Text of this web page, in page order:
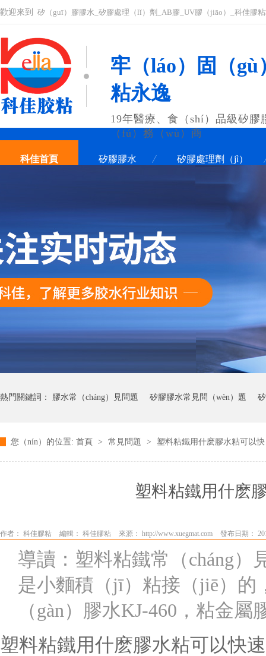
歡迎來到 矽（guī）膠膠水_矽膠處理（lǐ）劑_AB膠_UV膠（jiāo）_科佳膠
牢（láo）固（gù
粘永逸
19年醫療、食（shí）品級矽膠
（fú）務（wù）商
科佳首頁 矽膠膠水 矽膠處理劑（jì）
熱門關鍵詞： 膠水常（cháng）見問題 矽膠膠水常見問（wèn）題
快幹膠膠常見問題
您（nín）的位置: 首頁 > 常見問題 > 塑料粘鐵用什麽膠水粘可以
塑料粘鐵用什麽
作者： 科佳膠粘 編輯： 科佳膠粘 來源： http://www.xuegmat.com 發布日期：
導讀：塑料粘鐵常（cháng）
是小麵積（jī）粘接（jiē）的
（gàn）膠水KJ-460，粘金屬
塑料粘鐵用什麽膠水粘可以快